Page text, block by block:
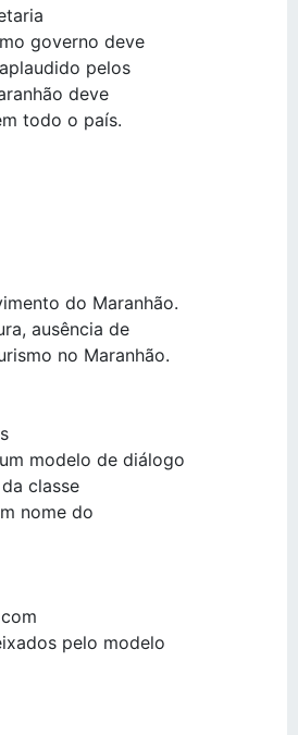
governo deve
pelos
deve
todo o país.
do Maranhão.
ausência de
no Maranhão.
modelo de diálogo
classe
nome do
pelo modelo